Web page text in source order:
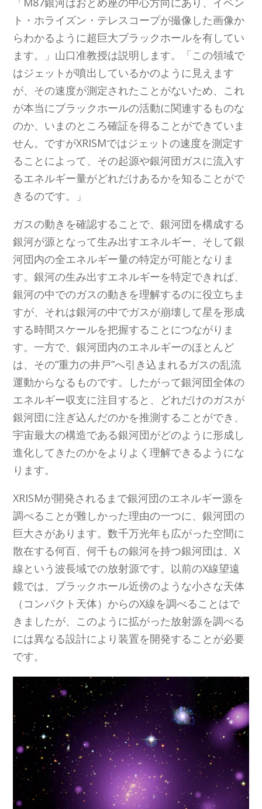
ト・ホライズン・テレスコープが撮像した画像か
らわかるように超巨大ブラックホールを有してい
ます。」山口准教授は説明します。「この領域で
はジェットが噴出しているかのように見えます
が、その速度が測定されたことがないため、これ
が本当にブラックホールの活動に関連するものな
のか、いまのところ確証を得ることができていま
せん。ですがXRISMではジェットの速度を測定す
ることによって、その起源や銀河団ガスに流入す
るエネルギー量がどれだけあるかを知ることがで
きるのです。」
ガスの動きを確認することで、銀河団を構成する
銀河が源となって生み出すエネルギー、そして銀
河団内の全エネルギー量の特定が可能となりま
す。銀河の生み出すエネルギーを特定できれば、
銀河の中でのガスの動きを理解するのに役立ちま
すが、それは銀河の中でガスが崩壊して星を形成
する時間スケールを把握することにつながりま
す。一方で、銀河団内のエネルギーのほとんど
は、その”重力の井戸”へ引き込まれるガスの乱流
運動からなるものです。したがって銀河団全体の
エネルギー収支に注目すると、どれだけのガスが
銀河団に注ぎ込んだのかを推測することができ、
宇宙最大の構造である銀河団がどのように形成し
進化してきたのかをよりよく理解できるようにな
ります。
XRISMが開発されるまで銀河団のエネルギー源を
調べることが難しかった理由の一つに、銀河団の
巨大さがあります。数千万光年も広がった空間に
散在する何百、何千もの銀河を持つ銀河団は、X
線という波長域での放射源です。以前のX線望遠
鏡では、ブラックホール近傍のような小さな天体
（コンパクト天体）からのX線を調べることはで
きましたが、このように拡がった放射源を調べる
には異なる設計により装置を開発することが必要
です。